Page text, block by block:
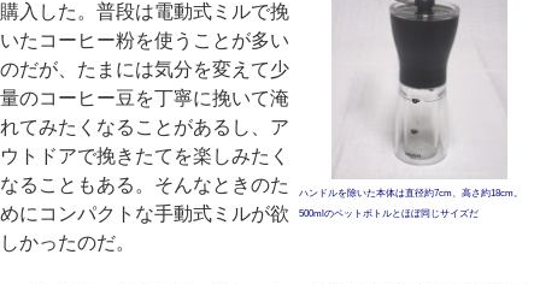
ハンドルを除いた本体は直径約7cm、高さ約18cm。
500mlのペットボトルとほぼ同じサイズだ
購入した。普段は電動式ミルで挽
いたコーヒー粉を使うことが多い
のだが、たまには気分を変えて少
量のコーヒー豆を丁寧に挽いて淹
れてみたくなることがあるし、ア
ウトドアで挽きたてを楽しみたく
なることもある。そんなときのた
めにコンパクトな手動式ミルが欲
しかったのだ。